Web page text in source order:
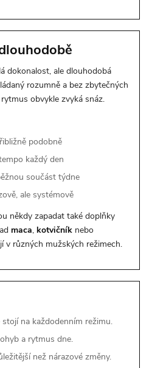
dokonalost, ale dlouhodobá
rozumně a bez zbytečných
obvykle zvyká snáz.
podobně
každý den
součást týdne
ale systémově
někdy zapadat také doplňky
maca, kotvičník nebo
v různých mužských režimech.
na každodenním režimu.
a rytmus dne.
než nárazové změny.